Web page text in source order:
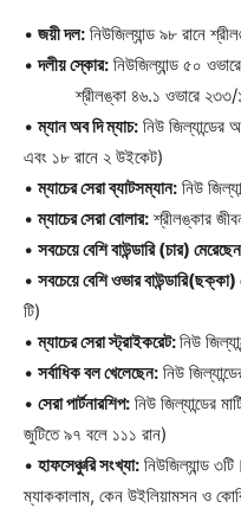
• জয়ী দল: নিউজিল্যান্ড ৯৮ রানে
•দলীয় স্কোর: নিউজিল্যান্ড ৫০
শ্রীলঙ্কা ৪৬.১ ওভারে ২৩৩/
•ম্যান অব দি ম্যাচ: নিউ জিল্যান্ডের
এবং ১৮ রানে ২ উইকেট)
•ম্যাচের সেরা ব্যাটসম্যান: নিউ
•ম্যাচের সেরা বোলার:শ্রীলঙ্কার
• সবচেয়ে বেশি বাউন্ডারি (চার)
• সবচেয়ে বেশি ওভার
টি)
•ম্যাচের সেরা স্ট্রাইকরেট:নিউ
• সর্বাধিক বল খেলেছেন: নিউ
• সেরা পার্টনারশিপ: নিউ জিল্যান্ডের
জুটিতে ৯৭ বলে ১১১ রান)
• হাফসেঞ্চুরি সংখ্যা: নিউজিল্যান্ড
ম্যাককালাম, কেন উইলিয়ামসন ও